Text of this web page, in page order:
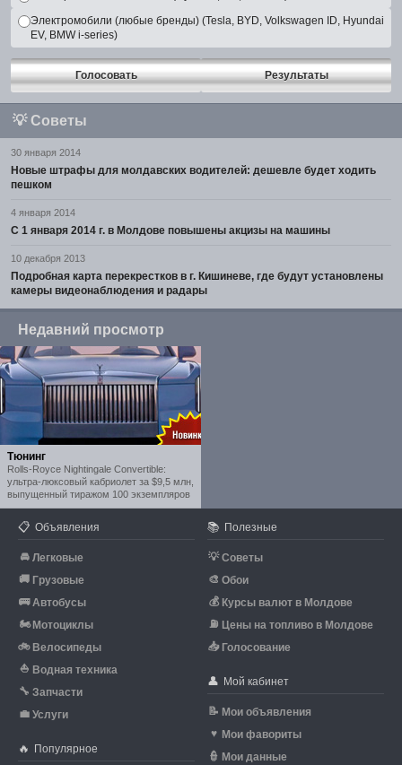
Электромобили (любые бренды) (Tesla, BYD, Volkswagen ID, Hyundai
EV, BMW i-series)
Голосовать Результаты
💡 Советы
30 января 2014
Новые штрафы для молдавских водителей: дешевле будет ходить
пешком
4 января 2014
С 1 января 2014 г. в Молдове повышены акцизы на машины
10 декабря 2013
Подробная карта перекрестков в г. Кишиневе, где будут установлены
камеры видеонаблюдения и радары
Недавний просмотр
Тюнинг
Rolls-Royce Nightingale Convertible:
ультра-люксовый кабриолет за $9,5 млн,
выпущенный тиражом 100 экземпляров
📋 Объявления
🚘 Легковые
🚚 Грузовые
🚌 Автобусы
🏍 Мотоциклы
🚲 Велосипеды
⛵ Водная техника
🔧 Запчасти
💼 Услуги
🔥 Популярное
📚 Полезные
💡 Советы
🎨 Обои
💰 Курсы валют в Молдове
⛽ Цены на топливо в Молдове
📥 Голосование
👤 Мой кабинет
📝 Мои объявления
♥ Мои фавориты
👮 Мои данные